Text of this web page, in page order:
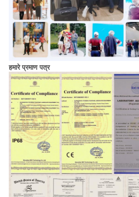
हमारे प्रमाण पत्र